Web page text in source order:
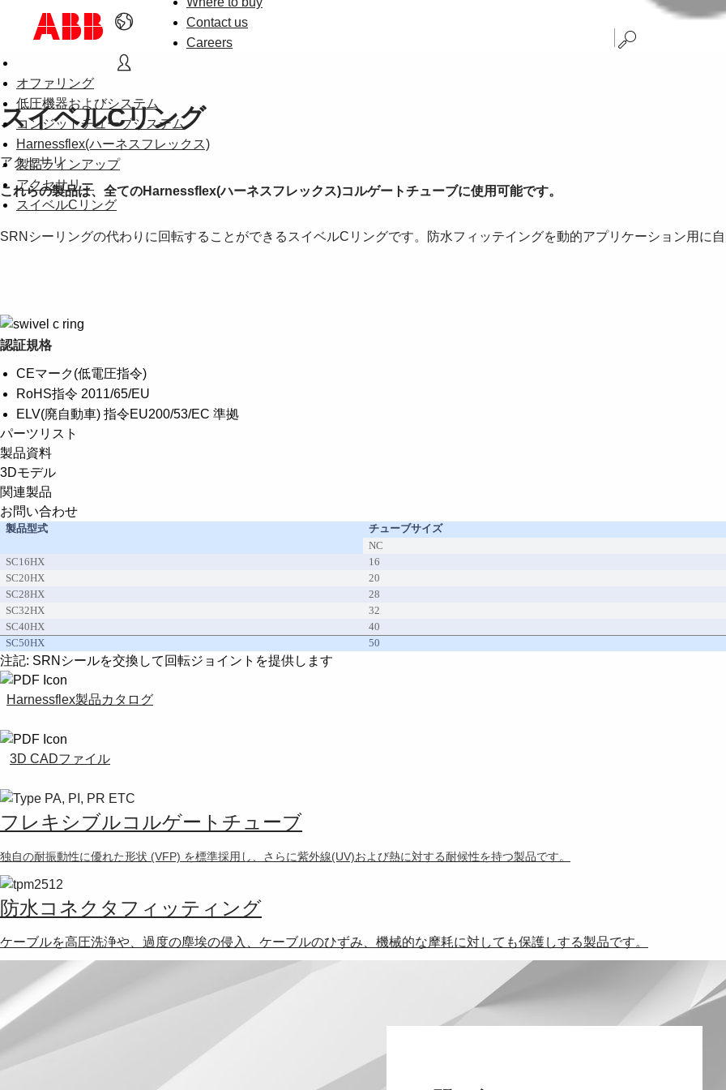
Contact us
Careers
オファリング
低圧機器およびシステム
コンジットチューブシステム
Harnessflex(ハーネスフレックス)
製品ラインアップ
アクセサリー
スイベルCリング
スイベルCリング
アクセサリ
これらの製品は、全てのHarnessflex(ハーネスフレックス)コルゲートチューブに使用可能です。
SRNシーリングの代わりに回転することができるスイベルCリングです。防水フィッテイングを動的アプリケーション用に
認証規格
CEマーク(低電圧指令)
RoHS指令 2011/65/EU
ELV(廃自動車) 指令EU200/53/EC 準拠
パーツリスト
製品資料
3Dモデル
関連製品
お問い合わせ
製品型式
チューブサイズ
NC
SC16HX
16
SC20HX
20
SC28HX
28
SC32HX
32
SC40HX
40
SC50HX
50
注記: SRNシールを交換して回転ジョイントを提供します
Harnessflex製品カタログ
3D CADファイル
フレキシブルコルゲートチューブ
独自の耐振動性に優れた形状 (VFP) を標準採用し、さらに紫外線(UV)および熱に対する耐候性を持つ製品です。
防水コネクタフィッティング
ケーブルを高圧洗浄や、過度の塵埃の侵入、ケーブルのひずみ、機械的な摩耗に対しても保護しする製品です。